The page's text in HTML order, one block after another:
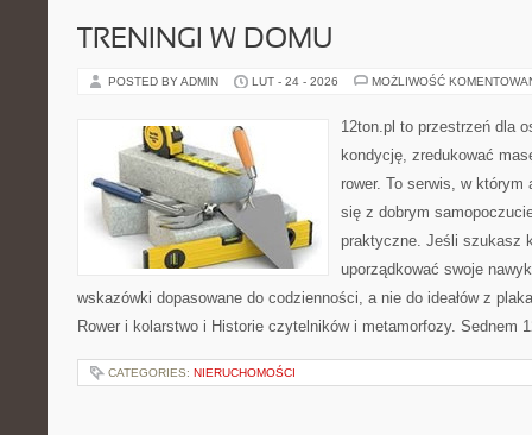
TRENINGI W DOMU
POSTED BY ADMIN LUT - 24 - 2026 MOŻLIWOŚĆ
12ton.pl to przestrzeń dla
kondycję, zredukować
rower. To serwis, w
się z dobrym
praktyczne. Jeśli szukasz
uporządkować swoje
wskazówki dopasowane do codzienności, a nie do ideałów z
Rower i kolarstwo i Historie czytelników i metamorfozy. Sednem
CATEGORIES: NIERUCHOMOŚCI